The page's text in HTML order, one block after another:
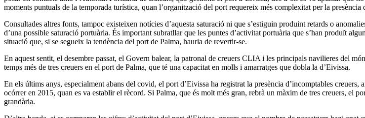
moments puntuals de la temporada turística, quan l’organització del port requereix més complexitat per la presència
Consultades altres fonts, tampoc existeixen notícies d’aquesta saturació ni que s’estiguin produint retards o
d’una possible saturació portuària. És important subratllar que les puntes d’activitat portuària que s’han produït
situació que, si se segueix la tendència del port de Palma, hauria de revertir-se.
En aquest sentit, el desembre passat, el Govern balear, la patronal de creuers CLIA i les principals navilieres del
temps més de tres creuers en el port de Palma, que té una capacitat en molls i amarratges que dobla la d’Eivissa.
En els últims anys, especialment abans del covid, el port d’Eivissa ha registrat la presència d’incomptables
ocórrer en 2015, quan es va establir el rècord. Si Palma, que és molt més gran, rebrà un màxim de tres creuers, el
grandària.